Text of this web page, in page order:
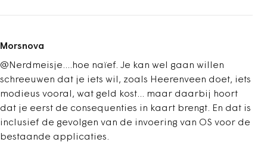
Morsnova
@Nerdmeisje....hoe naïef. Je kan wel gaan willen
schreeuwen dat je iets wil, zoals Heerenveen doet, iets
modieus vooral, wat geld kost... maar daarbij hoort
dat je eerst de consequenties in kaart brengt. En dat is
inclusief de gevolgen van de invoering van OS voor de
bestaande applicaties.